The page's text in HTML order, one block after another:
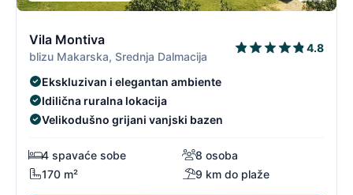
Vila Montiva
blizu Makarska, Srednja Dalmacija
4.8
Ekskluzivan i elegantan ambiente
Idilična ruralna lokacija
Velikodušno grijani vanjski bazen
4 spavaće sobe
8 osoba
170 m²
9 km do plaže